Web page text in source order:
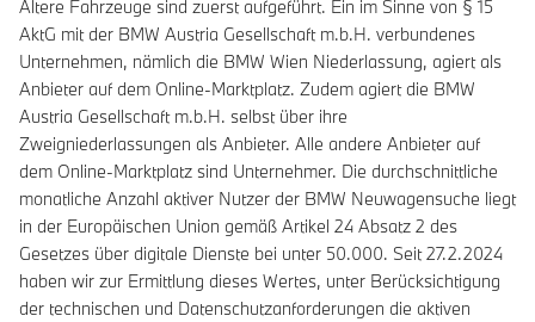
Ältere Fahrzeuge sind zuerst aufgeführt. Ein im Sinne von § 15
AktG mit der BMW Austria Gesellschaft m.b.H. verbundenes
Unternehmen, nämlich die BMW Wien Niederlassung, agiert als
Anbieter auf dem Online-Marktplatz. Zudem agiert die BMW
Austria Gesellschaft m.b.H. selbst über ihre
Zweigniederlassungen als Anbieter. Alle andere Anbieter auf
dem Online-Marktplatz sind Unternehmer. Die durchschnittliche
monatliche Anzahl aktiver Nutzer der BMW Neuwagensuche liegt
in der Europäischen Union gemäß Artikel 24 Absatz 2 des
Gesetzes über digitale Dienste bei unter 50.000. Seit 27.2.2024
haben wir zur Ermittlung dieses Wertes, unter Berücksichtigung
der technischen und Datenschutzanforderungen die aktiven